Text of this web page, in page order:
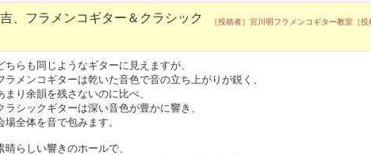
、フラメンコギター＆クラシック
［投稿者］宮川明フラメンコギター教室［
ちらも同じようなギターに見えますが、
ラメンコギターは乾いた音色で音の立ち上がりが鋭く、
まり余韻を残さないのに比べ、
ラシックギターは深い音色が豊かに響き、
場全体を音で包みます。
晴らしい響きのホールで、